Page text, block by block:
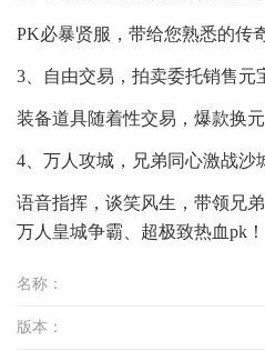
PK必暴贤服，带给您熟悉的传
3、自由交易，拍卖委托销售元
装备道具随着性交易，爆款换
4、万人攻城，兄弟同心激战沙
语音指挥，谈笑风生，带领兄
万人皇城争霸、超极致热血pk！
名称：
版本：